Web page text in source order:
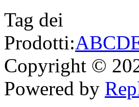
Tag dei
Prodotti:ABCD
Copyright ©
Powered by